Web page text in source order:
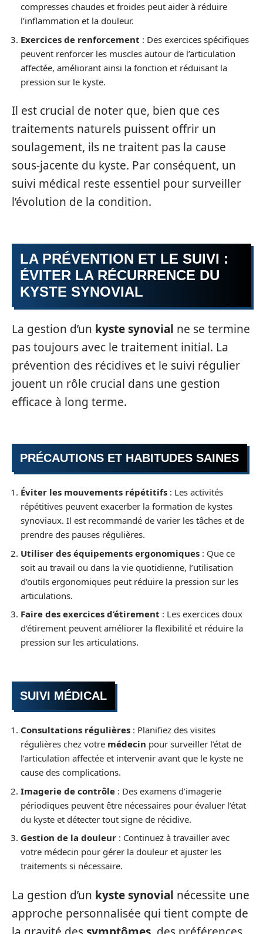
compresses chaudes et froides peut aider à réduire
l’inflammation et la douleur.
Exercices de renforcement : Des exercices spécifiques
peuvent renforcer les muscles autour de l’articulation
affectée, améliorant ainsi la fonction et réduisant la
pression sur le kyste.
Il est crucial de noter que, bien que ces
traitements naturels puissent offrir un
soulagement, ils ne traitent pas la cause
sous-jacente du kyste. Par conséquent, un
suivi médical reste essentiel pour surveiller
l’évolution de la condition.
LA PRÉVENTION ET LE SUIVI :
ÉVITER LA RÉCURRENCE DU
KYSTE SYNOVIAL
La gestion d’un kyste synovial ne se termine
pas toujours avec le traitement initial. La
prévention des récidives et le suivi régulier
jouent un rôle crucial dans une gestion
efficace à long terme.
PRÉCAUTIONS ET HABITUDES SAINES
Éviter les mouvements répétitifs : Les activités
répétitives peuvent exacerber la formation de kystes
synoviaux. Il est recommandé de varier les tâches et de
prendre des pauses régulières.
Utiliser des équipements ergonomiques : Que ce
soit au travail ou dans la vie quotidienne, l’utilisation
d’outils ergonomiques peut réduire la pression sur les
articulations.
Faire des exercices d’étirement : Les exercices doux
d’étirement peuvent améliorer la flexibilité et réduire la
pression sur les articulations.
SUIVI MÉDICAL
Consultations régulières : Planifiez des visites
régulières chez votre médecin pour surveiller l’état de
l’articulation affectée et intervenir avant que le kyste ne
cause des complications.
Imagerie de contrôle : Des examens d’imagerie
périodiques peuvent être nécessaires pour évaluer l’état
du kyste et détecter tout signe de récidive.
Gestion de la douleur : Continuez à travailler avec
votre médecin pour gérer la douleur et ajuster les
traitements si nécessaire.
La gestion d’un kyste synovial nécessite une
approche personnalisée qui tient compte de